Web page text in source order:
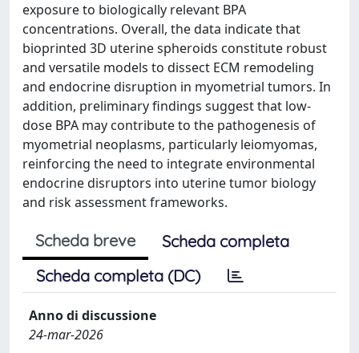
exposure to biologically relevant BPA
concentrations. Overall, the data indicate that
bioprinted 3D uterine spheroids constitute robust
and versatile models to dissect ECM remodeling
and endocrine disruption in myometrial tumors. In
addition, preliminary findings suggest that low-
dose BPA may contribute to the pathogenesis of
myometrial neoplasms, particularly leiomyomas,
reinforcing the need to integrate environmental
endocrine disruptors into uterine tumor biology
and risk assessment frameworks.
Scheda breve
Scheda completa
Scheda completa (DC)
Anno di discussione
24-mar-2026